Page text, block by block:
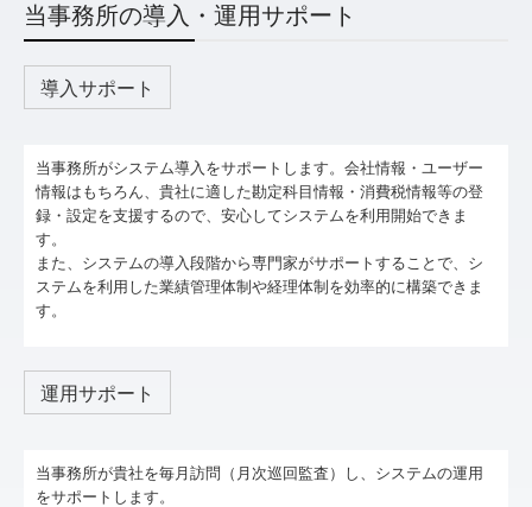
当事務所の導入・運用サポート
導入サポート
当事務所がシステム導入をサポートします。会社情報・ユーザー
情報はもちろん、貴社に適した勘定科目情報・消費税情報等の登
録・設定を支援するので、安心してシステムを利用開始できま
す。
また、システムの導入段階から専門家がサポートすることで、シ
ステムを利用した業績管理体制や経理体制を効率的に構築できま
す。
運用サポート
当事務所が貴社を毎月訪問（月次巡回監査）し、システムの運用
をサポートします。